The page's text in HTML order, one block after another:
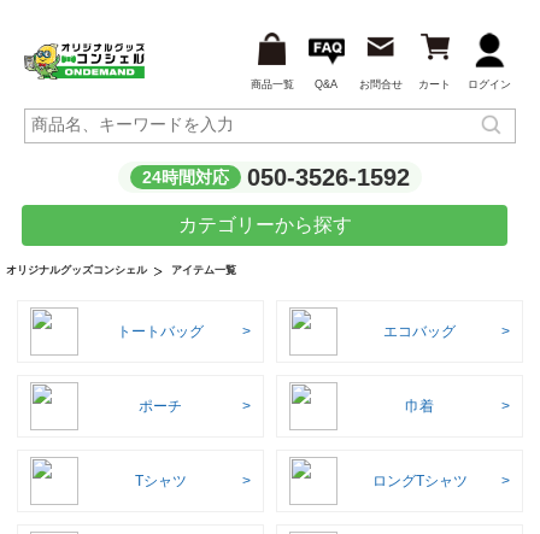
商品一覧 Q&A お問合せ カート ログイン
24時間対応 050-3526-1592
カテゴリーから探す
オリジナルグッズコンシェル アイテム一覧
トートバッグ エコバッグ
ポーチ 巾着
Tシャツ ロングTシャツ